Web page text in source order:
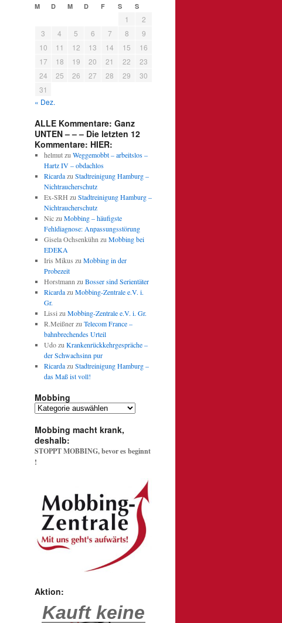
M D M D F S S
1
2
3
4 5 6 7 8
9
10
11 12 13 14 15
16
17
18 19 20 21 22
23
24
25 26 27 28 29
30
31
« Dez.
ALLE Kommentare: Ganz
UNTEN – – – Die letzten 12
Kommentare: HIER:
helmutzu Weggemobbt – arbeitslos –
Hartz IV – obdachlos
Ricardazu Stadtreinigung Hamburg –
Nichtraucherschutz
Ex-SRH zu Stadtreinigung Hamburg –
Nichtraucherschutz
Niczu Mobbing – häufigste
Fehldiagnose: Anpassungsstörung
Gisela Ochsenkühn zu Mobbing bei
EDEKA
Iris Mikus zu Mobbing in der
Probezeit
Horstmann zu Bosser sind Serientäter
Ricardazu Mobbing-Zentrale e.V. i.
Gr.
Lissi zu Mobbing-Zentrale e.V. i. Gr.
R.Meißnerzu Telecom France –
bahnbrechendes Urteil
Udozu Krankenrückkehrgespräche –
der Schwachsinn pur
Ricardazu Stadtreinigung Hamburg –
das Maß ist voll!
Mobbing
Mobbing
Mobbing macht krank,
deshalb:
STOPPT MOBBING, bevor es beginnt
!
Aktion:
Kauft keine